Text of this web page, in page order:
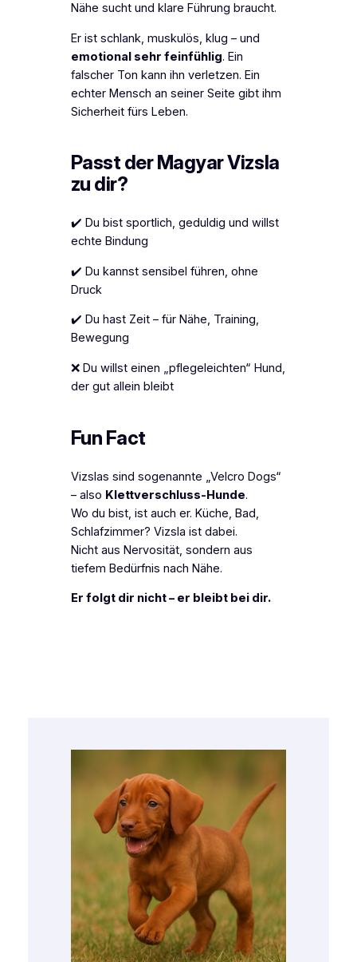
Nähe sucht und klare Führung braucht.
Er ist schlank, muskulös, klug – und
emotional sehr feinfühlig. Ein
falscher Ton kann ihn verletzen. Ein
echter Mensch an seiner Seite gibt ihm
Sicherheit fürs Leben.
Passt der Magyar Vizsla
zu dir?
✔️ Du bist sportlich, geduldig und willst
echte Bindung
✔️ Du kannst sensibel führen, ohne
Druck
✔️ Du hast Zeit – für Nähe, Training,
Bewegung
❌ Du willst einen „pflegeleichten“ Hund,
der gut allein bleibt
Fun Fact
Vizslas sind sogenannte „Velcro Dogs“
– also Klettverschluss-Hunde.
Wo du bist, ist auch er. Küche, Bad,
Schlafzimmer? Vizsla ist dabei.
Nicht aus Nervosität, sondern aus
tiefem Bedürfnis nach Nähe.
Er folgt dir nicht – er bleibtbei dir.